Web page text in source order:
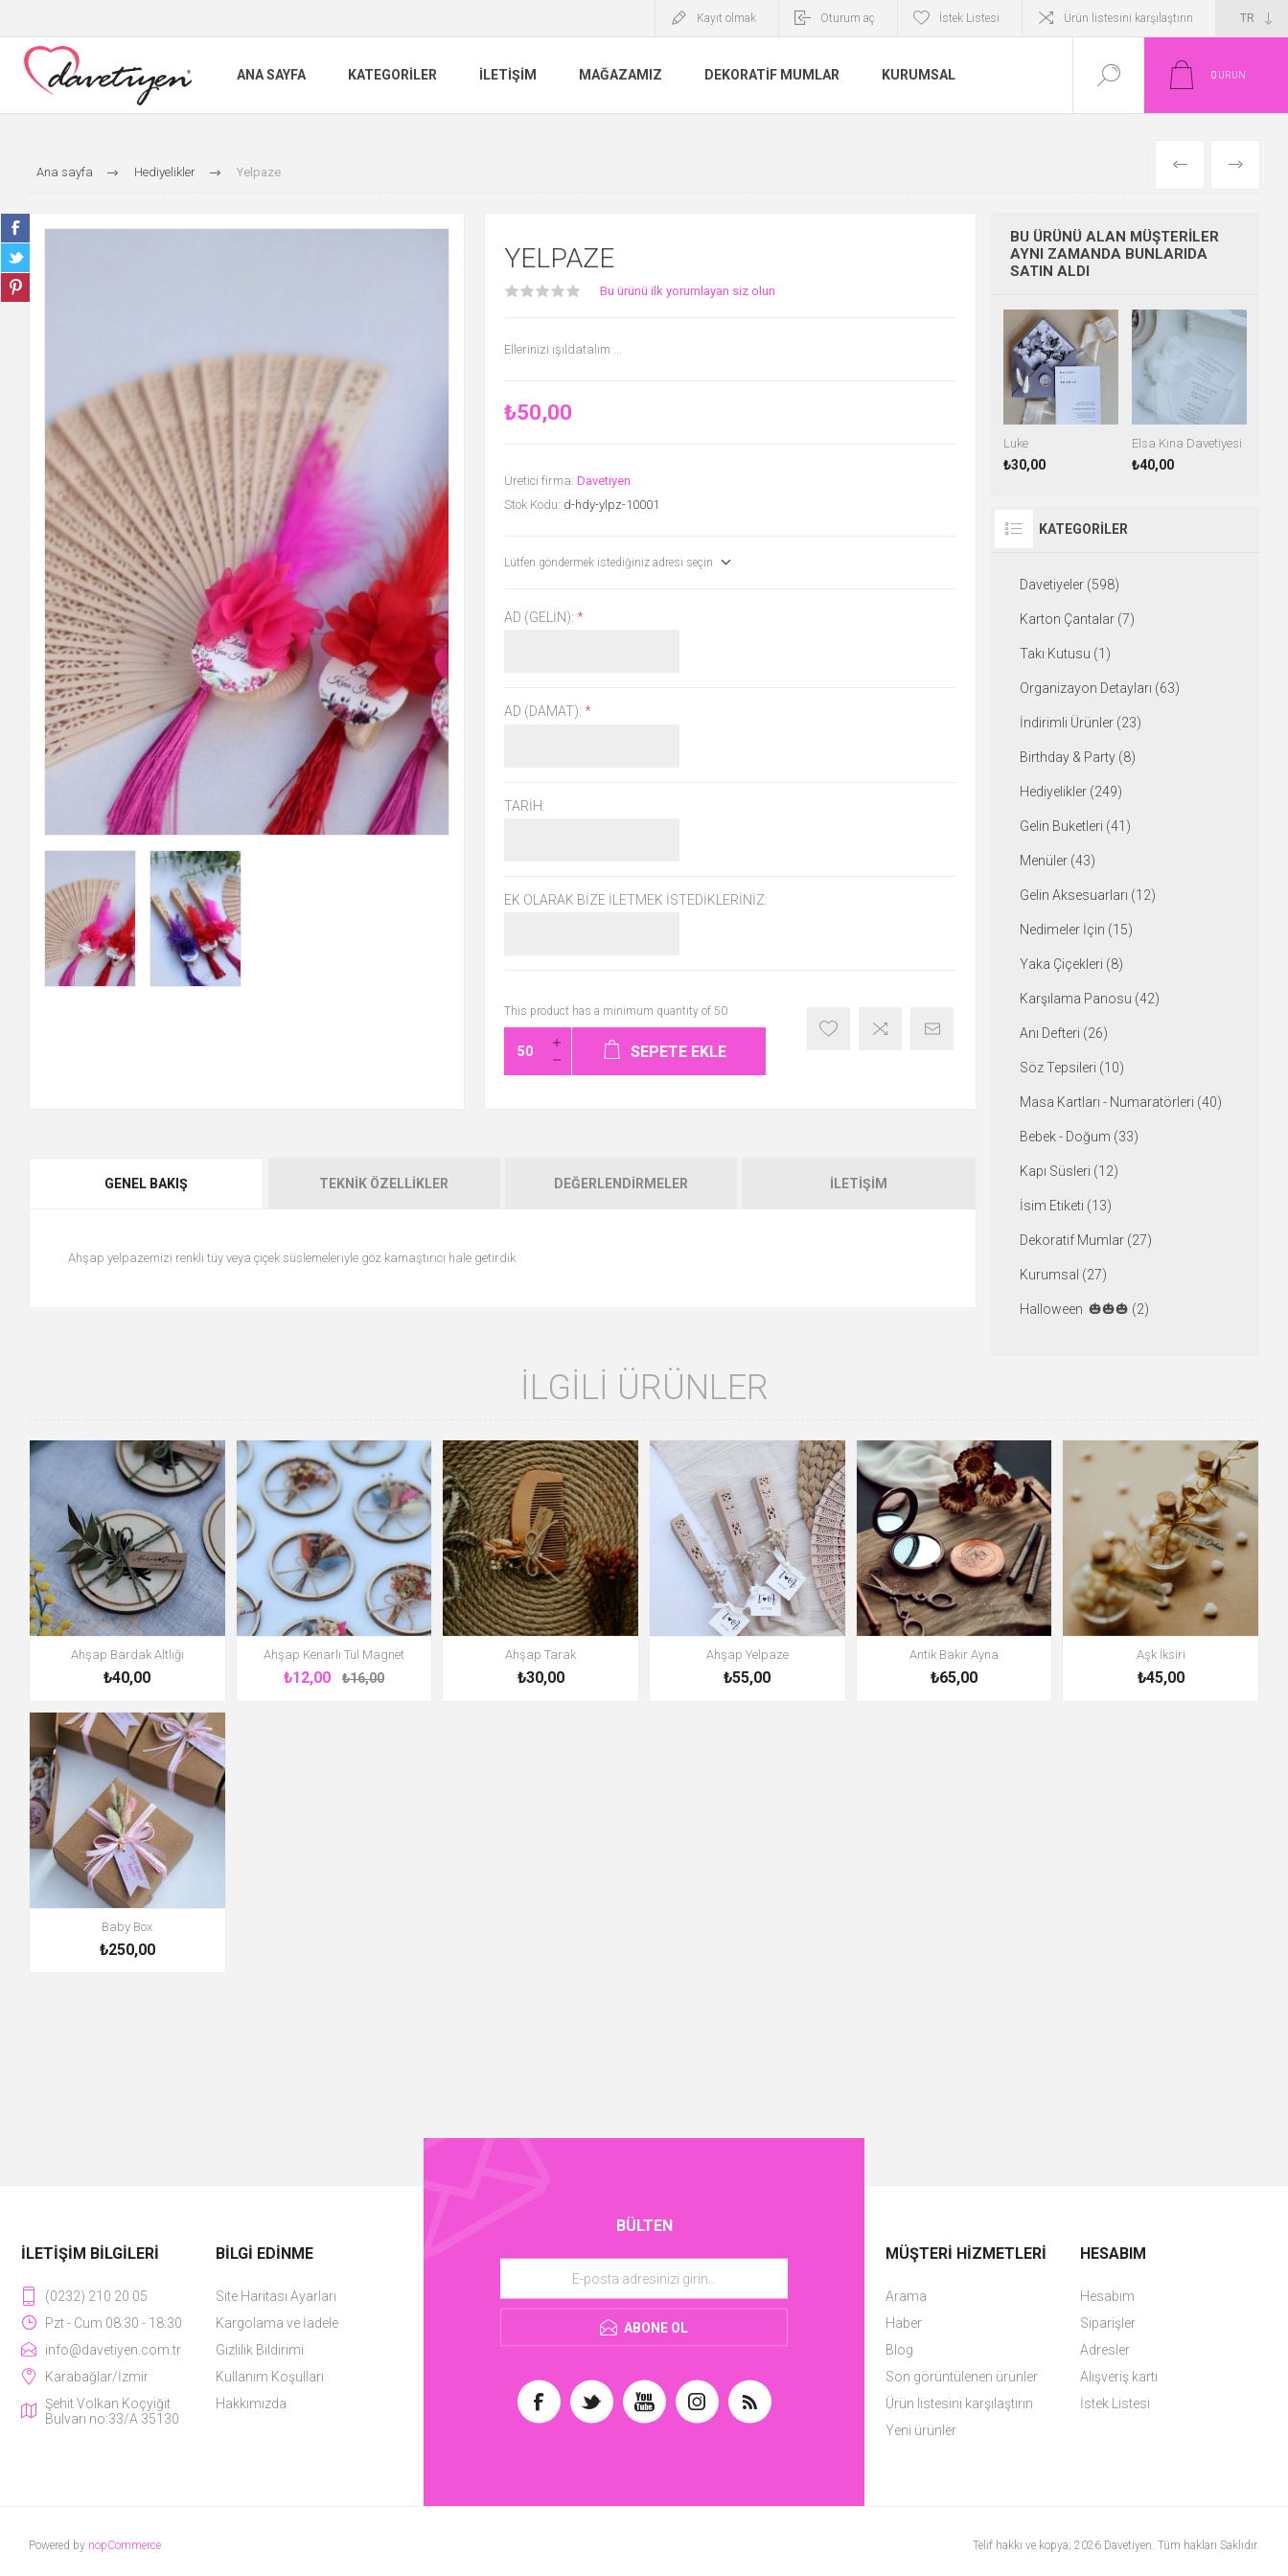
Kayıt olmak Oturum aç İstek Listesi Ürün listesini karşılaştırın
ANA SAYFA KATEGORILER İLETIŞIM MAĞAZAMIZ DEKORATIF MUMLAR KURUMSAL 0 ÜRÜN
Ana sayfa Hediyelikler Yelpaze ÖNCEKISONRAKI
YELPAZE
Bu ürünü ilk yorumlayan siz olun
Ellerinizi ışıldatalım ...
₺50,00
Üretici firma: Davetiyen
Stok Kodu: d-hdy-ylpz-10001
Lütfen göndermek istediğiniz adresi seçin
AD (GELIN): *
AD (DAMAT): *
TARIH:
EK OLARAK BIZE İLETMEK İSTEDIKLERINIZ:
This product has a minimum quantity of 50
SEPETE EKLE
GENEL BAKIŞ TEKNIK ÖZELLIKLER DEĞERLENDIRMELER İLETIŞIM
Ahşap yelpazemizi renkli tüy veya çiçek süslemeleriyle göz kamaştırıcı hale getirdik
BU ÜRÜNÜ ALAN MÜŞTERILER
AYNI ZAMANDA BUNLARIDA
SATIN ALDI
Luke
₺30,00
Elsa Kına Davetiyesi
₺40,00
KATEGORILER
Davetiyeler (598)
Karton Çantalar (7)
Takı Kutusu (1)
Organizayon Detayları (63)
İndirimli Ürünler (23)
Birthday & Party (8)
Hediyelikler (249)
Gelin Buketleri (41)
Menüler (43)
Gelin Aksesuarları (12)
Nedimeler İçin (15)
Yaka Çiçekleri (8)
Karşılama Panosu (42)
Anı Defteri (26)
Söz Tepsileri (10)
Masa Kartları - Numaratörleri (40)
Bebek - Doğum (33)
Kapı Süsleri (12)
İsim Etiketi (13)
Dekoratif Mumlar (27)
Kurumsal (27)
Halloween 🎃🎃🎃 (2)
İLGILI ÜRÜNLER
Ahşap Bardak Altlığı
₺40,00
Ahşap Kenarlı Tül Magnet
₺12,00 ₺16,00
Ahşap Tarak
₺30,00
Ahşap Yelpaze
₺55,00
Antik Bakır Ayna
₺65,00
Aşk İksiri
₺45,00
Baby Box
₺250,00
BÜLTEN
ABONE OL
İLETIŞIM BILGILERI
(0232) 210 20 05
Pzt - Cum 08:30 - 18:30
info@davetiyen.com.tr
Karabağlar/İzmir
Şehit Volkan Koçyiğit
Bulvarı no:33/A 35130
BILGI EDINME
Site Haritası Ayarları
Kargolama ve İadele
Gizlilik Bildirimi
Kullanım Koşulları
Hakkımızda
MÜŞTERI HIZMETLERI
Arama
Haber
Blog
Son görüntülenen ürünler
Ürün listesini karşılaştırın
Yeni ürünler
HESABIM
Hesabım
Siparişler
Adresler
Alışveriş kartı
İstek Listesi
Powered by nopCommerce Telif hakkı ve kopya; 2026 Davetiyen. Tüm hakları Saklıdır.